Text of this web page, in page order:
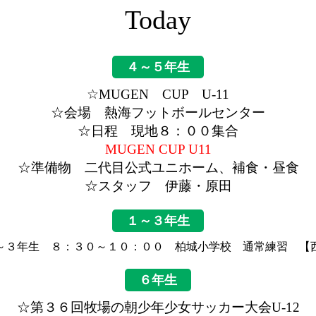
Today
４～５年生
☆MUGEN CUP U-11
☆会場 熱海フットボールセンター
☆日程 現地８：００集合
MUGEN CUP U11
☆準備物 二代目公式ユニホーム、補食・昼食
☆スタッフ 伊藤・原田
１～３年生
３年生 ８：３０～１０：００ 柏城小学校 通常練習 【
６年生
☆第３６回牧場の朝少年少女サッカー大会U-12